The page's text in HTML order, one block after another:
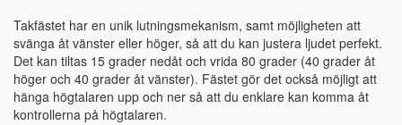
Takfästet har en unik lutningsmekanism, samt möjligheten att
svänga åt vänster eller höger, så att du kan justera ljudet perfekt.
Det kan tiltas 15 grader nedåt och vrida 80 grader (40 grader åt
höger och 40 grader åt vänster). Fästet gör det också möjligt att
hänga högtalaren upp och ner så att du enklare kan komma åt
kontrollerna på högtalaren.